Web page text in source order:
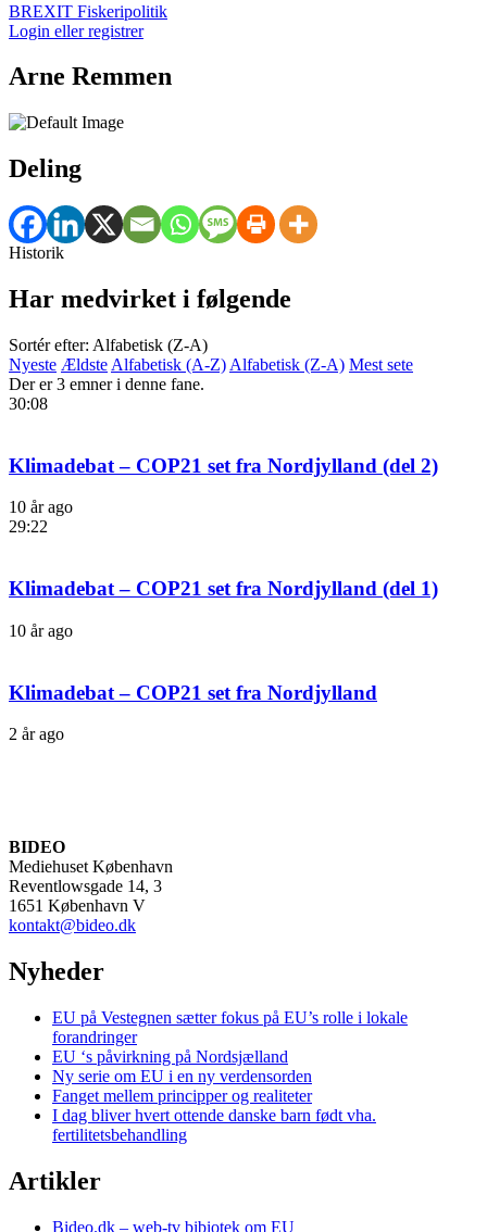
BREXIT Fiskeripolitik
Login eller registrer
Arne Remmen
Deling
Historik
Har medvirket i følgende
Sortér efter: Alfabetisk (Z-A)
Nyeste Ældste Alfabetisk (A-Z) Alfabetisk (Z-A) Mest sete
Der er 3 emner i denne fane.
30:08
Klimadebat – COP21 set fra Nordjylland (del 2)
10 år ago
29:22
Klimadebat – COP21 set fra Nordjylland (del 1)
10 år ago
Klimadebat – COP21 set fra Nordjylland
2 år ago
BIDEO
Mediehuset København
Reventlowsgade 14, 3
1651 København V
kontakt@bideo.dk
Nyheder
EU på Vestegnen sætter fokus på EU’s rolle i lokale
forandringer
EU ‘s påvirkning på Nordsjælland
Ny serie om EU i en ny verdensorden
Fanget mellem principper og realiteter
I dag bliver hvert ottende danske barn født vha.
fertilitetsbehandling
Artikler
Bideo.dk – web-tv bibiotek om EU